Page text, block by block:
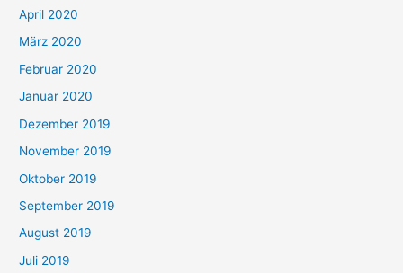
April 2020
März 2020
Februar 2020
Januar 2020
Dezember 2019
November 2019
Oktober 2019
September 2019
August 2019
Juli 2019